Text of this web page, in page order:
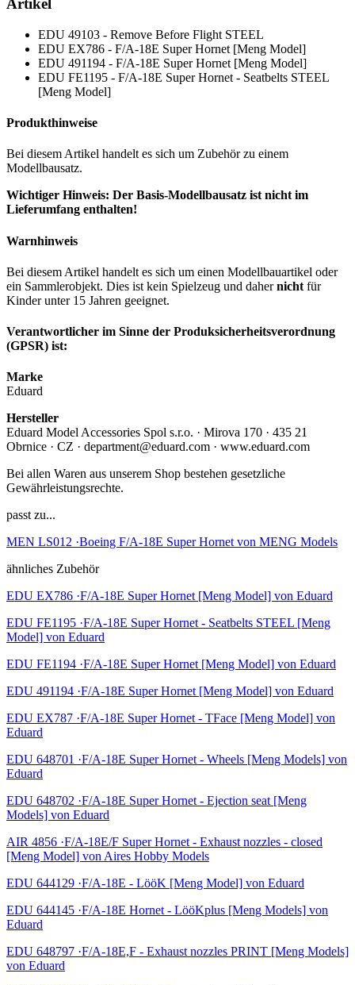
Artikel
EDU 49103 - Remove Before Flight STEEL
EDU EX786 - F/A-18E Super Hornet [Meng Model]
EDU 491194 - F/A-18E Super Hornet [Meng Model]
EDU FE1195 - F/A-18E Super Hornet - Seatbelts STEEL
[Meng Model]
Produkthinweise
Bei diesem Artikel handelt es sich um Zubehör zu einem
Modellbausatz.
Wichtiger Hinweis: Der Basis-Modellbausatz ist nicht im
Lieferumfang enthalten!
Warnhinweis
Bei diesem Artikel handelt es sich um einen Modellbauartikel oder
ein Sammlerobjekt. Dies ist kein Spielzeug und dahernicht für
Kinder unter 15 Jahren geeignet.
Verantwortlicher im Sinne der Produksicherheitsverordnung
(GPSR) ist:
Marke
Eduard
Hersteller
Eduard Model Accessories Spol s.r.o. · Mirova 170 · 435 21
Obrnice · CZ · department@eduard.com · www.eduard.com
Bei allen Waren aus unserem Shop bestehen gesetzliche
Gewährleistungsrechte.
passt zu...
MEN LS012 ·Boeing F/A-18E Super Hornet von MENG Models
ähnliches Zubehör
EDU EX786 ·F/A-18E Super Hornet [Meng Model] von Eduard
EDU FE1195 ·F/A-18E Super Hornet - Seatbelts STEEL [Meng
Model] von Eduard
EDU FE1194 ·F/A-18E Super Hornet [Meng Model] von Eduard
EDU 491194 ·F/A-18E Super Hornet [Meng Model] von Eduard
EDU EX787 ·F/A-18E Super Hornet - TFace [Meng Model] von
Eduard
EDU 648701 ·F/A-18E Super Hornet - Wheels [Meng Models] von
Eduard
EDU 648702 ·F/A-18E Super Hornet - Ejection seat [Meng
Models] von Eduard
AIR 4856 ·F/A-18E/F Super Hornet - Exhaust nozzles - closed
[Meng Model] von Aires Hobby Models
EDU 644129 ·F/A-18E - LööK [Meng Model] von Eduard
EDU 644145 ·F/A-18E Hornet - LööKplus [Meng Models] von
Eduard
EDU 648797 ·F/A-18E,F - Exhaust nozzles PRINT [Meng Models]
von Eduard